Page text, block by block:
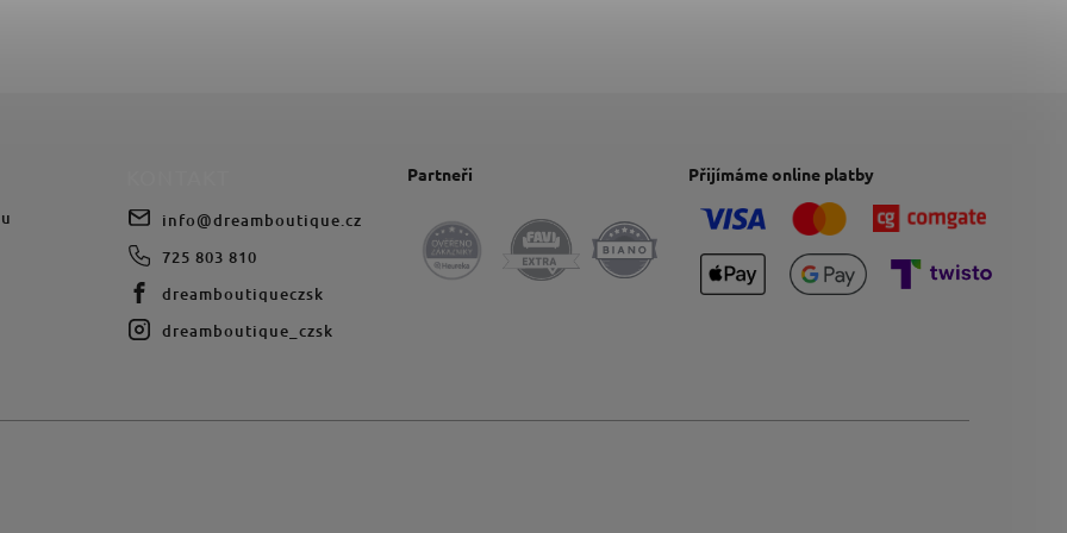
info@dreamboutique.cz
725 803 810
dreamboutiqueczsk
dreamboutique_czsk
Partneři Přijímáme online platby